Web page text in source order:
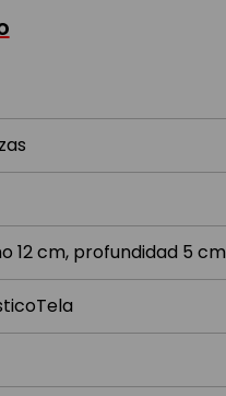
12 cm, profundidad 5 cm
Tela